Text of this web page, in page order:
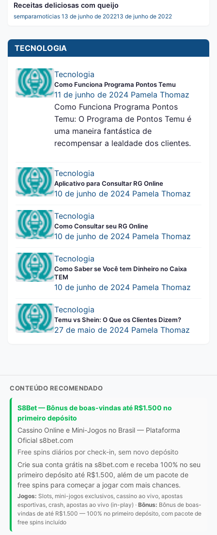
Receitas deliciosas com queijo
sempararnoticias 13 de junho de 202213 de junho de 2022
TECNOLOGIA
Tecnologia
Como Funciona Programa Pontos Temu
11 de junho de 2024 Pamela Thomaz
Como Funciona Programa Pontos
Temu: O Programa de Pontos Temu é
uma maneira fantástica de
recompensar a lealdade dos clientes.
Tecnologia
Aplicativo para Consultar RG Online
10 de junho de 2024 Pamela Thomaz
Tecnologia
Como Consultar seu RG Online
10 de junho de 2024 Pamela Thomaz
Tecnologia
Como Saber se Você tem Dinheiro no Caixa
TEM
10 de junho de 2024 Pamela Thomaz
Tecnologia
Temu vs Shein: O Que os Clientes Dizem?
27 de maio de 2024 Pamela Thomaz
CONTEÚDO RECOMENDADO
S8Bet — Bônus de boas-vindas até R$1.500 no
primeiro depósito
Cassino Online e Mini-Jogos no Brasil — Plataforma
Oficial s8bet.com
Free spins diários por check-in, sem novo depósito
Crie sua conta grátis na s8bet.com e receba 100% no seu
primeiro depósito até R$1.500, além de um pacote de
free spins para começar a jogar com mais chances.
Jogos: Slots, mini-jogos exclusivos, cassino ao vivo, apostas
esportivas, crash, apostas ao vivo (in-play) · Bônus: Bônus de boas-
vindas de até R$1.500 — 100% no primeiro depósito, com pacote de
free spins incluído